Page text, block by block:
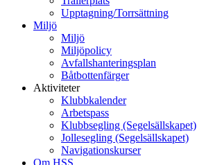
Upptagning/Torrsättning
Miljö
Miljö
Miljöpolicy
Avfallshanteringsplan
Båtbottenfärger
Aktiviteter
Klubbkalender
Arbetspass
Klubbsegling (Segelsällskapet)
Jollesegling (Segelsällskapet)
Navigationskurser
Om HSS